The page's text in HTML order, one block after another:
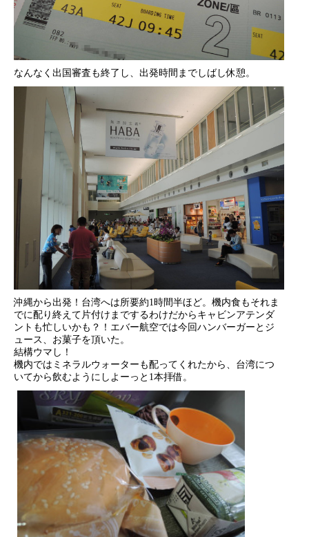
なんなく出国審査も終了し、出発時間までしばし休憩。
沖縄から出発！台湾へは所要約1時間半ほど。機内食もそれま
でに配り終えて片付けまでするわけだからキャビンアテンダ
ントも忙しいかも？！エバー航空では今回ハンバーガーとジ
ュース、お菓子を頂いた。
結構ウマし！
機内ではミネラルウォーターも配ってくれたから、台湾につ
いてから飲むようにしよーっと1本拝借。